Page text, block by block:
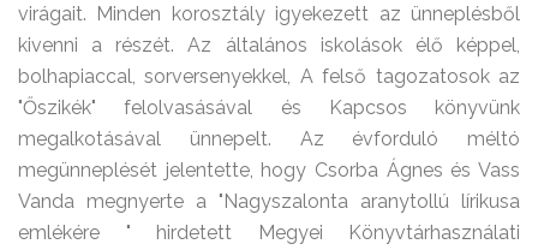
virágait. Minden korosztály igyekezett az ünneplésből
kivenni a részét. Az általános iskolások élő képpel,
bolhapiaccal, sorversenyekkel, A felső tagozatosok az
"Őszikék" felolvasásával és Kapcsos könyvünk
megalkotásával ünnepelt. Az évforduló méltó
megünneplését jelentette, hogy Csorba Ágnes és Vass
Vanda megnyerte a "Nagyszalonta aranytollú lírikusa
emlékére " hirdetett Megyei Könyvtárhasználati